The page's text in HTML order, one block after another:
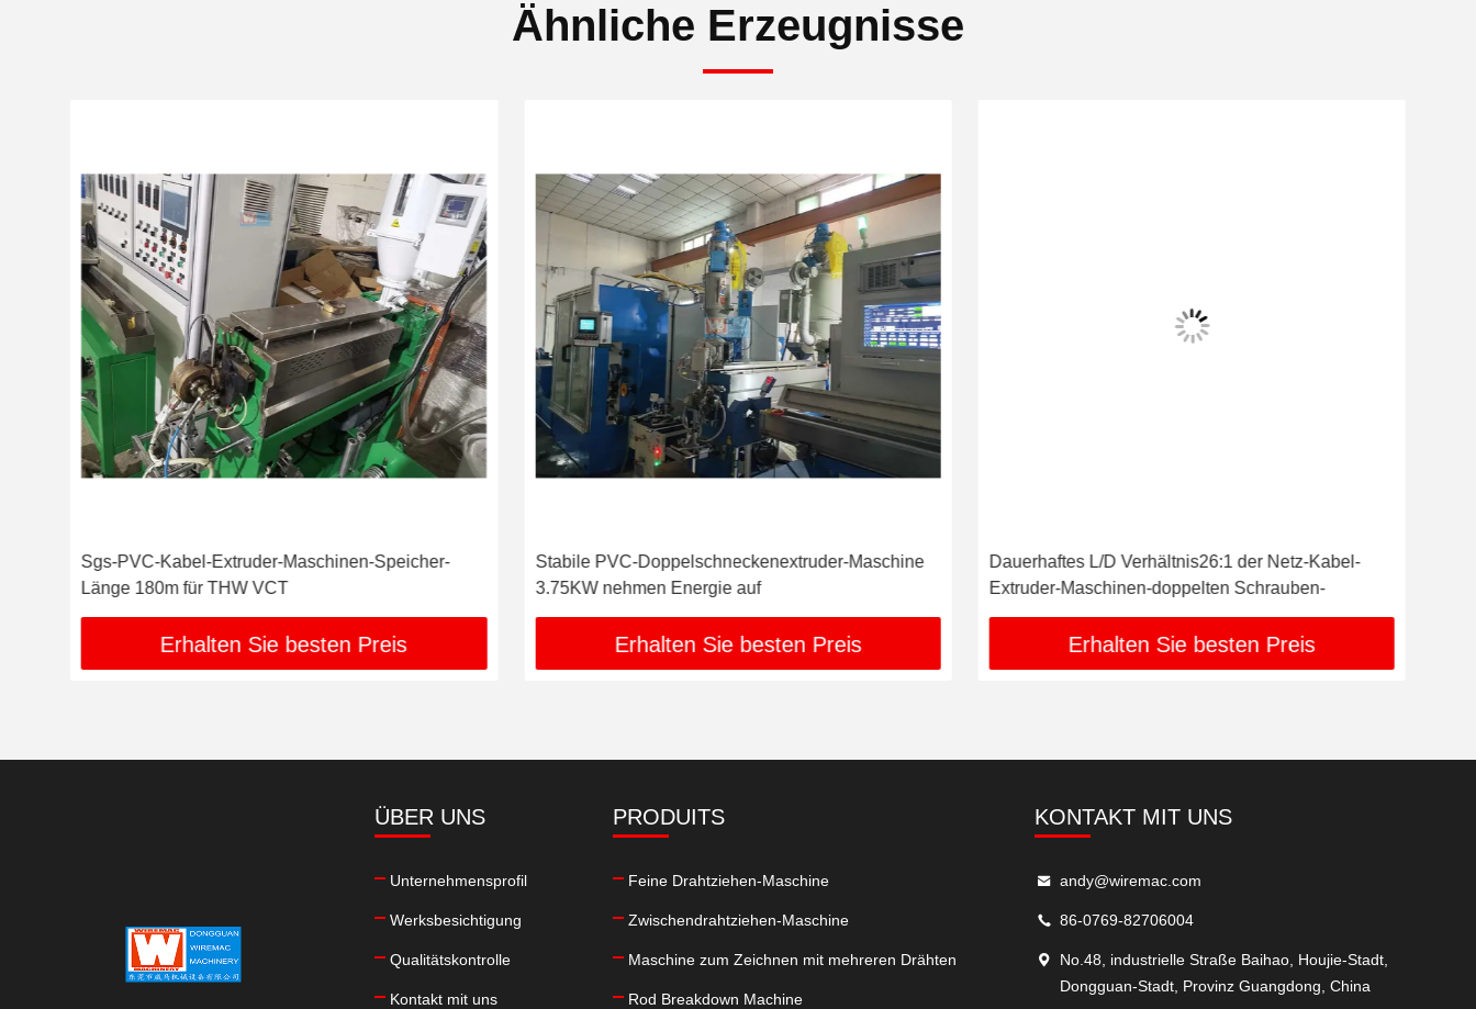
Ähnliche Erzeugnisse
Sgs-PVC-Kabel-Extruder-Maschinen-Speicher-
Länge 180m für THW VCT
Erhalten Sie besten Preis
Stabile PVC-Doppelschneckenextruder-Maschine
3.75KW nehmen Energie auf
Erhalten Sie besten Preis
Dauerhaftes L/D Verhältnis26:1 der Netz-Kabel-
Extruder-Maschinen-doppelten Schrauben-
Erhalten Sie besten Preis
ÜBER UNS
Unternehmensprofil
Werksbesichtigung
Qualitätskontrolle
Kontakt mit uns
PRODUITS
Feine Drahtziehen-Maschine
Zwischendrahtziehen-Maschine
Maschine zum Zeichnen mit mehreren Drähten
Rod Breakdown Machine
KONTAKT MIT UNS
andy@wiremac.com
86-0769-82706004
No.48, industrielle Straße Baihao, Houjie-Stadt,
Dongguan-Stadt, Provinz Guangdong, China